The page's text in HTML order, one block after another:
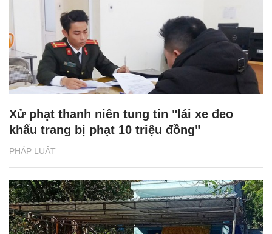
PHÁP LUẬT
Xử phạt thanh niên tung tin "lái xe đeo
khẩu trang bị phạt 10 triệu đồng"